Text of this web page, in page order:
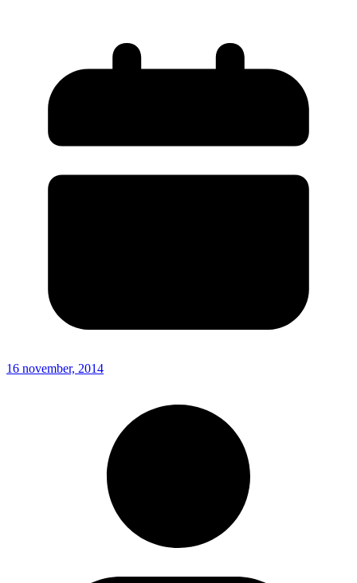
16 november, 2014